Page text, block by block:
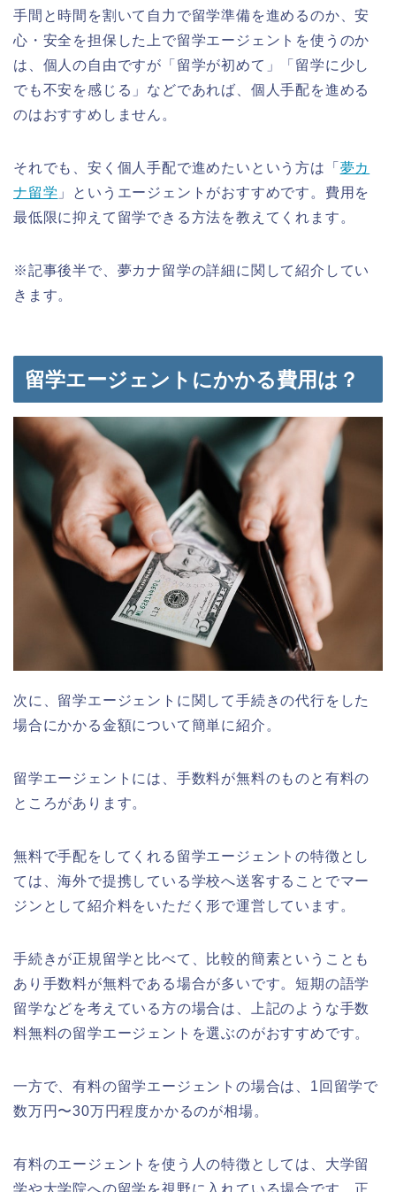
手間と時間を割いて自力で留学準備を進めるのか、安
心・安全を担保した上で留学エージェントを使うのか
は、個人の自由ですが「留学が初めて」「留学に少し
でも不安を感じる」などであれば、個人手配を進める
のはおすすめしません。
それでも、安く個人手配で進めたいという方は「 夢カ
ナ留学 」というエージェントがおすすめです。費用を
最低限に抑えて留学できる方法を教えてくれます。
※記事後半で、夢カナ留学の詳細に関して紹介してい
きます。
留学エージェントにかかる費用は？
次に、留学エージェントに関して手続きの代行をした
場合にかかる金額について簡単に紹介。
留学エージェントには、手数料が無料のものと有料の
ところがあります。
無料で手配をしてくれる留学エージェントの特徴とし
ては、海外で提携している学校へ送客することでマー
ジンとして紹介料をいただく形で運営しています。
手続きが正規留学と比べて、比較的簡素ということも
あり手数料が無料である場合が多いです。短期の語学
留学などを考えている方の場合は、上記のような手数
料無料の留学エージェントを選ぶのがおすすめです。
一方で、有料の留学エージェントの場合は、1回留学で
数万円〜30万円程度かかるのが相場。
有料のエージェントを使う人の特徴としては、大学留
学や大学院への留学を視野に入れている場合です。正